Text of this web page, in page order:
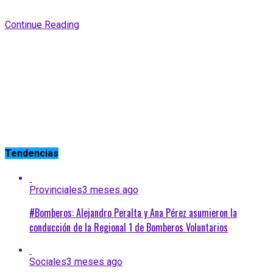
Continue Reading
Tendencias
Provinciales3 meses ago
#Bomberos: Alejandro Peralta y Ana Pérez asumieron la
conducción de la Regional 1 de Bomberos Voluntarios
Sociales3 meses ago